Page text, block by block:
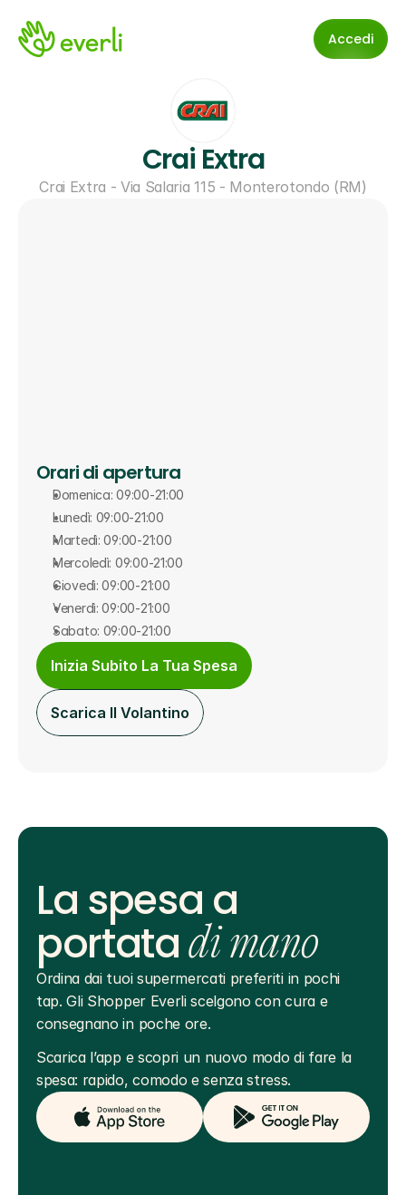
Accedi
Crai Extra
Crai Extra - Via Salaria 115 - Monterotondo (RM)
Orari di apertura
Domenica: 09:00-21:00
Lunedì: 09:00-21:00
Martedì: 09:00-21:00
Mercoledì: 09:00-21:00
Giovedì: 09:00-21:00
Venerdì: 09:00-21:00
Sabato: 09:00-21:00
Inizia Subito La Tua Spesa
Scarica Il Volantino
La spesa a
portatadi mano
Ordina dai tuoi supermercati preferiti in pochi
tap. Gli Shopper Everli scelgono con cura e
consegnano in poche ore.
Scarica l’app e scopri un nuovo modo di fare la
spesa: rapido, comodo e senza stress.